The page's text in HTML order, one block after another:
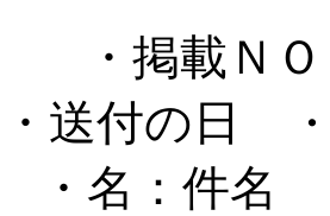
・掲載Ｎ
・送付の日
・名：件名